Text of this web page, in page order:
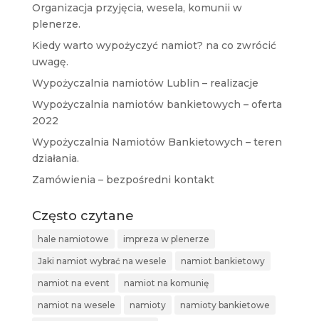
Organizacja przyjęcia, wesela, komunii w
plenerze.
Kiedy warto wypożyczyć namiot? na co zwrócić
uwagę.
Wypożyczalnia namiotów Lublin – realizacje
Wypożyczalnia namiotów bankietowych – oferta
2022
Wypożyczalnia Namiotów Bankietowych – teren
działania.
Zamówienia – bezpośredni kontakt
Często czytane
hale namiotowe impreza w plenerze
Jaki namiot wybrać na wesele namiot bankietowy
namiot na event namiot na komunię
namiot na wesele namioty namioty bankietowe